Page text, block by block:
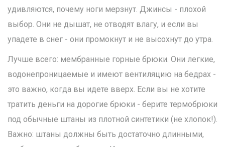
удивляются, почему ноги мерзнут. Джинсы - плохой
выбор. Они не дышат, не отводят влагу, и если вы
упадете в снег - они промокнут и не высохнут до утра.
Лучше всего: мембранные горные брюки. Они легкие,
водонепроницаемые и имеют вентиляцию на бедрах -
это важно, когда вы идете вверх. Если вы не хотите
тратить деньги на дорогие брюки - берите термобрюки
под обычные штаны из плотной синтетики (не хлопок!).
Важно: штаны должны быть достаточно длинными,